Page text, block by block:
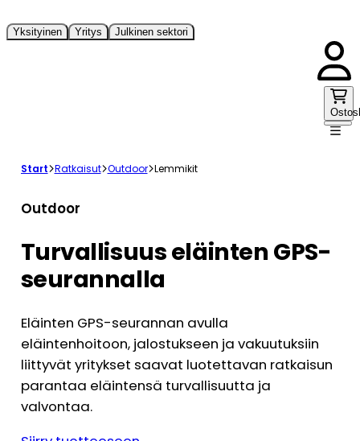
Yksityinen Yritys Julkinen sektori
Start Ratkaisut Outdoor Lemmikit
Outdoor
Turvallisuus eläinten GPS-
seurannalla
Eläinten GPS-seurannan avulla
eläintenhoitoon, jalostukseen ja vakuutuksiin
liittyvät yritykset saavat luotettavan ratkaisun
parantaa eläintensä turvallisuutta ja
valvontaa.